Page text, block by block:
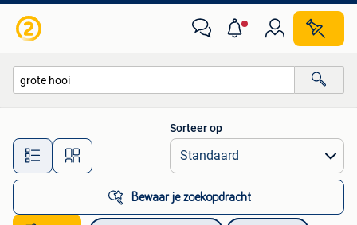
Alle afstanden…
Sorteer op
Bewaar je zoekopdracht